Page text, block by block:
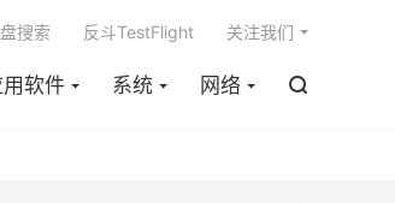
用软件 系统 网络 
搜索 反斗TestFlight 关注我们